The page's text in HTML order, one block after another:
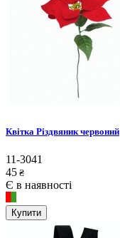
Квітка Різдвяник червоний
11-3041
45 ₴
Є в наявності
Купити